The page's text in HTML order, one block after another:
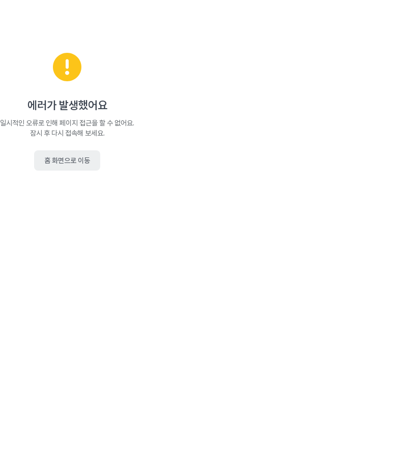
에러가 발생했어요
일시적인 오류로 인해 페이지 접근을 할 수 없어요.
잠시 후 다시 접속해 보세요.
홈 화면으로 이동